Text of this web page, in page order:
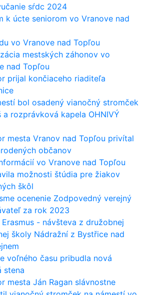
sŕdc 2024
k úcte seniorom vo Vranove nad
vo Vranove nad Topľou
mestských záhonov vo
nad Topľou
prijal končiaceho riaditeľa
bol osadený vianočný stromček
a rozprávková kapela OHNIVÝ
mesta Vranov nad Topľou privítal
občanov
vo Vranove nad Topľou
možnosti štúdia pre žiakov
škôl
ocenenie Zodpovedný verejný
za rok 2023
- návšteva z družobnej
školy Nádražní z Bystřice nad
voľného času pribudla nová
stena
mesta Ján Ragan slávnostne